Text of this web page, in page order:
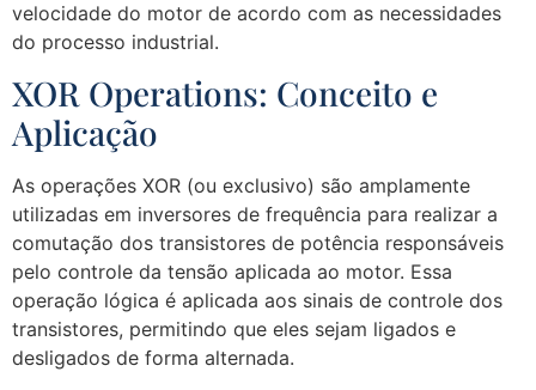
velocidade do motor de acordo com as necessidades
do processo industrial.
XOR Operations: Conceito e
Aplicação
As operações XOR (ou exclusivo) são amplamente
utilizadas em inversores de frequência para realizar a
comutação dos transistores de potência responsáveis
pelo controle da tensão aplicada ao motor. Essa
operação lógica é aplicada aos sinais de controle dos
transistores, permitindo que eles sejam ligados e
desligados de forma alternada.